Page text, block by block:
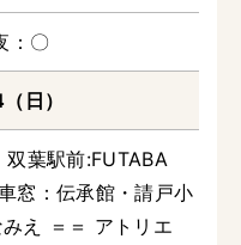
〇
日）
双葉駅前:FUTABA
窓：伝承館・請戸小
え ＝＝ アトリエ